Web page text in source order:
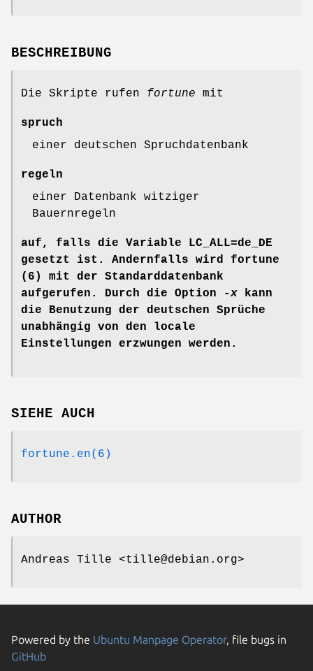
BESCHREIBUNG
Die Skripte rufen fortune mit
spruch
einer deutschen Spruchdatenbank
regeln
einer Datenbank witziger
Bauernregeln
auf, falls die Variable
LC_ALL=de_DE
gesetzt ist. Andernfalls wird fortune
(6)
mit der Standarddatenbank
aufgerufen. Durch die Option
-x kann
die Benutzung der deutschen Sprüche
unabhängig von den locale
Einstellungen erzwungen werden.
SIEHE AUCH
fortune.en(6)
AUTHOR
Andreas Tille <tille@debian.org>
Powered by the Ubuntu Manpage Operator, file bugs in
GitHub